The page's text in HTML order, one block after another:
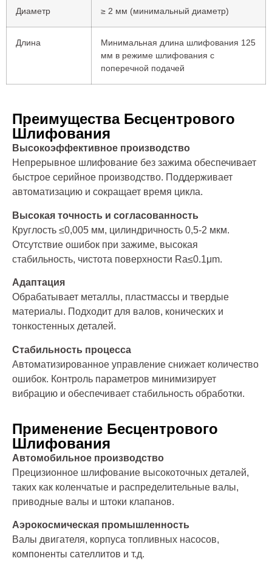
Диаметр ≥ 2 мм (минимальный диаметр)
Длина
Минимальная длина шлифования 125
мм в режиме шлифования с
поперечной подачей
Преимущества Бесцентрового
Шлифования
Высокоэффективное производство
Непрерывное шлифование без зажима обеспечивает
быстрое серийное производство. Поддерживает
автоматизацию и сокращает время цикла.
Высокая точность и согласованность
Круглость ≤0,005 мм, цилиндричность 0,5-2 мкм.
Отсутствие ошибок при зажиме, высокая
стабильность, чистота поверхности Ra≤0.1μm.
Адаптация
Обрабатывает металлы, пластмассы и твердые
материалы. Подходит для валов, конических и
тонкостенных деталей.
Стабильность процесса
Автоматизированное управление снижает количество
ошибок. Контроль параметров минимизирует
вибрацию и обеспечивает стабильность обработки.
Применение Бесцентрового
Шлифования
Автомобильное производство
Прецизионное шлифование высокоточных деталей,
таких как коленчатые и распределительные валы,
приводные валы и штоки клапанов.
Аэрокосмическая промышленность
Валы двигателя, корпуса топливных насосов,
компоненты сателлитов и т.д.